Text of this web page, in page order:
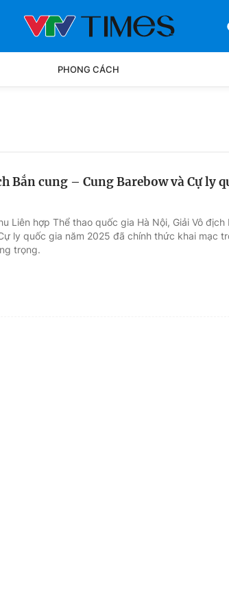
PHONG CÁCH
Bắn cung – Cung Barebow và Cự ly
Liên hợp Thể thao quốc gia Hà Nội, Giải Vô địch
ly quốc gia năm 2025 đã chính thức khai mạc
trọng.